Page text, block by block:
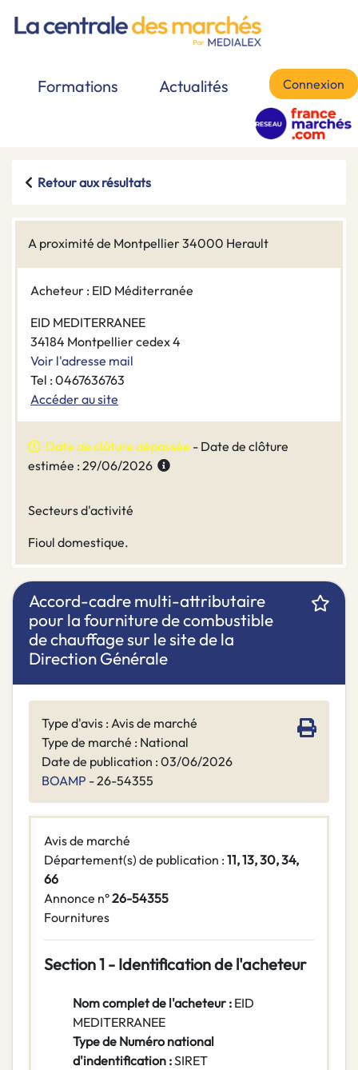
Formations Actualités Connexion
Retour aux résultats
A proximité de Montpellier 34000 Herault
Acheteur : EID Méditerranée
EID MEDITERRANEE
34184 Montpellier cedex 4
Voir l'adresse mail
Tel : 0467636763
Accéder au site
Date de clôture dépassée - Date de clôture
estimée : 29/06/2026
Secteurs d'activité
Fioul domestique.
Accord-cadre multi-attributaire
pour la fourniture de combustible
de chauffage sur le site de la
Direction Générale
Type d'avis : Avis de marché
Type de marché : National
Date de publication : 03/06/2026
BOAMP - 26-54355
Avis de marché
Département(s) de publication : 11, 13, 30, 34,
66
Annonce n°26-54355
Fournitures
Section 1 - Identification de l'acheteur
Nom complet de l'acheteur : EID
MEDITERRANEE
Type de Numéro national
d'indentification :SIRET